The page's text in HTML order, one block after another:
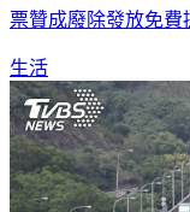
票贊成廢除發放免費
生活